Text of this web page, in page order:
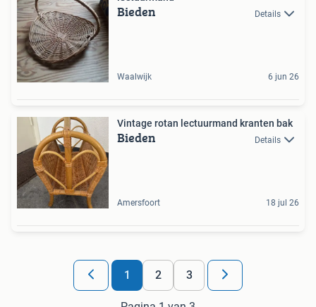
Bieden Details
Waalwijk 6 jun 26
Vintage rotan lectuurmand kranten bak
Bieden Details
Amersfoort 18 jul 26
1 2 3